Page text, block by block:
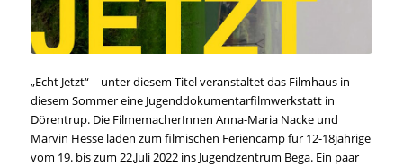
„Echt Jetzt“ – unter diesem Titel veranstaltet das Filmhaus in
diesem Sommer eine Jugenddokumentarfilmwerkstatt in
Dörentrup. Die FilmemacherInnen Anna-Maria Nacke und
Marvin Hesse laden zum filmischen Feriencamp für 12-18jährige
vom 19. bis zum 22.Juli 2022 ins Jugendzentrum Bega. Ein paar